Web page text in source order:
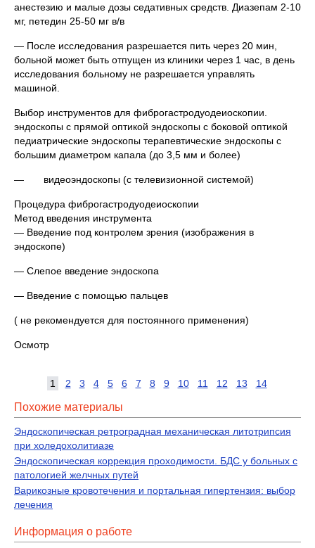
анестезию и малые дозы седативных средств. Диазепам 2-10
мг, петедин 25-50 мг в/в
— После исследования разрешается пить через 20 мин,
больной может быть отпущен из клиники через 1 час, в день
исследования больному не разрешается управлять
машиной.
Выбор инструментов для фиброгастродуодеиоскопии.
эндоскопы с прямой оптикой эндоскопы с боковой оптикой
педиатрические эндоскопы терапевтические эндоскопы с
большим диаметром капала (до 3,5 мм и более)
— видеоэндоскопы (с телевизионной системой)
Процедура фиброгастродуодеиоскопии
Метод введения инструмента
— Введение под контролем зрения (изображения в
эндоскопе)
— Слепое введение эндоскопа
— Введение с помощью пальцев
( не рекомендуется для постоянного применения)
Осмотр
1 2 3 4 5 6 7 8 9 10 11 12 13 14
Похожие материалы
Эндоскопическая ретроградная механическая литотрипсия
при холедохолитиазе
Эндоскопическая коррекция проходимости. БДС у больных с
патологией желчных путей
Варикозные кровотечения и портальная гипертензия: выбор
лечения
Информация о работе